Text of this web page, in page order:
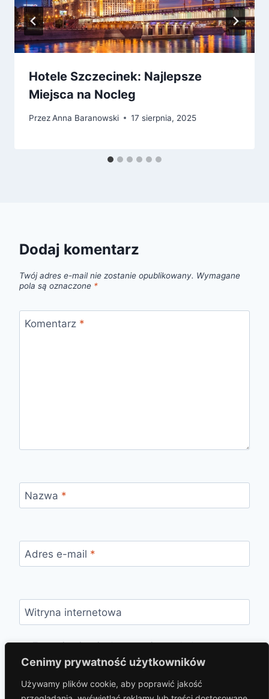
Cenimy prywatność użytkowników
Używamy plików cookie, aby poprawić jakość
Hotele Szczecinek: Najlepsze
Miejsca na Nocleg
PrzezAnna Baranowski 17 sierpnia, 2025
Dodaj komentarz
Twój adres e-mail nie zostanie opublikowany. Wymagane
pola są oznaczone *
Komentarz *
Nazwa *
Adres e-mail *
Witryna internetowa
Zapamiętaj moje dane w tej przeglądarce
podczas pisania kolejnych komentarzy.